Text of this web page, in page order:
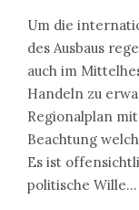
Um die
des Ausbaus
auch im
Handeln zu
Regionalplan
Beachtung
Es ist
politische Wille…